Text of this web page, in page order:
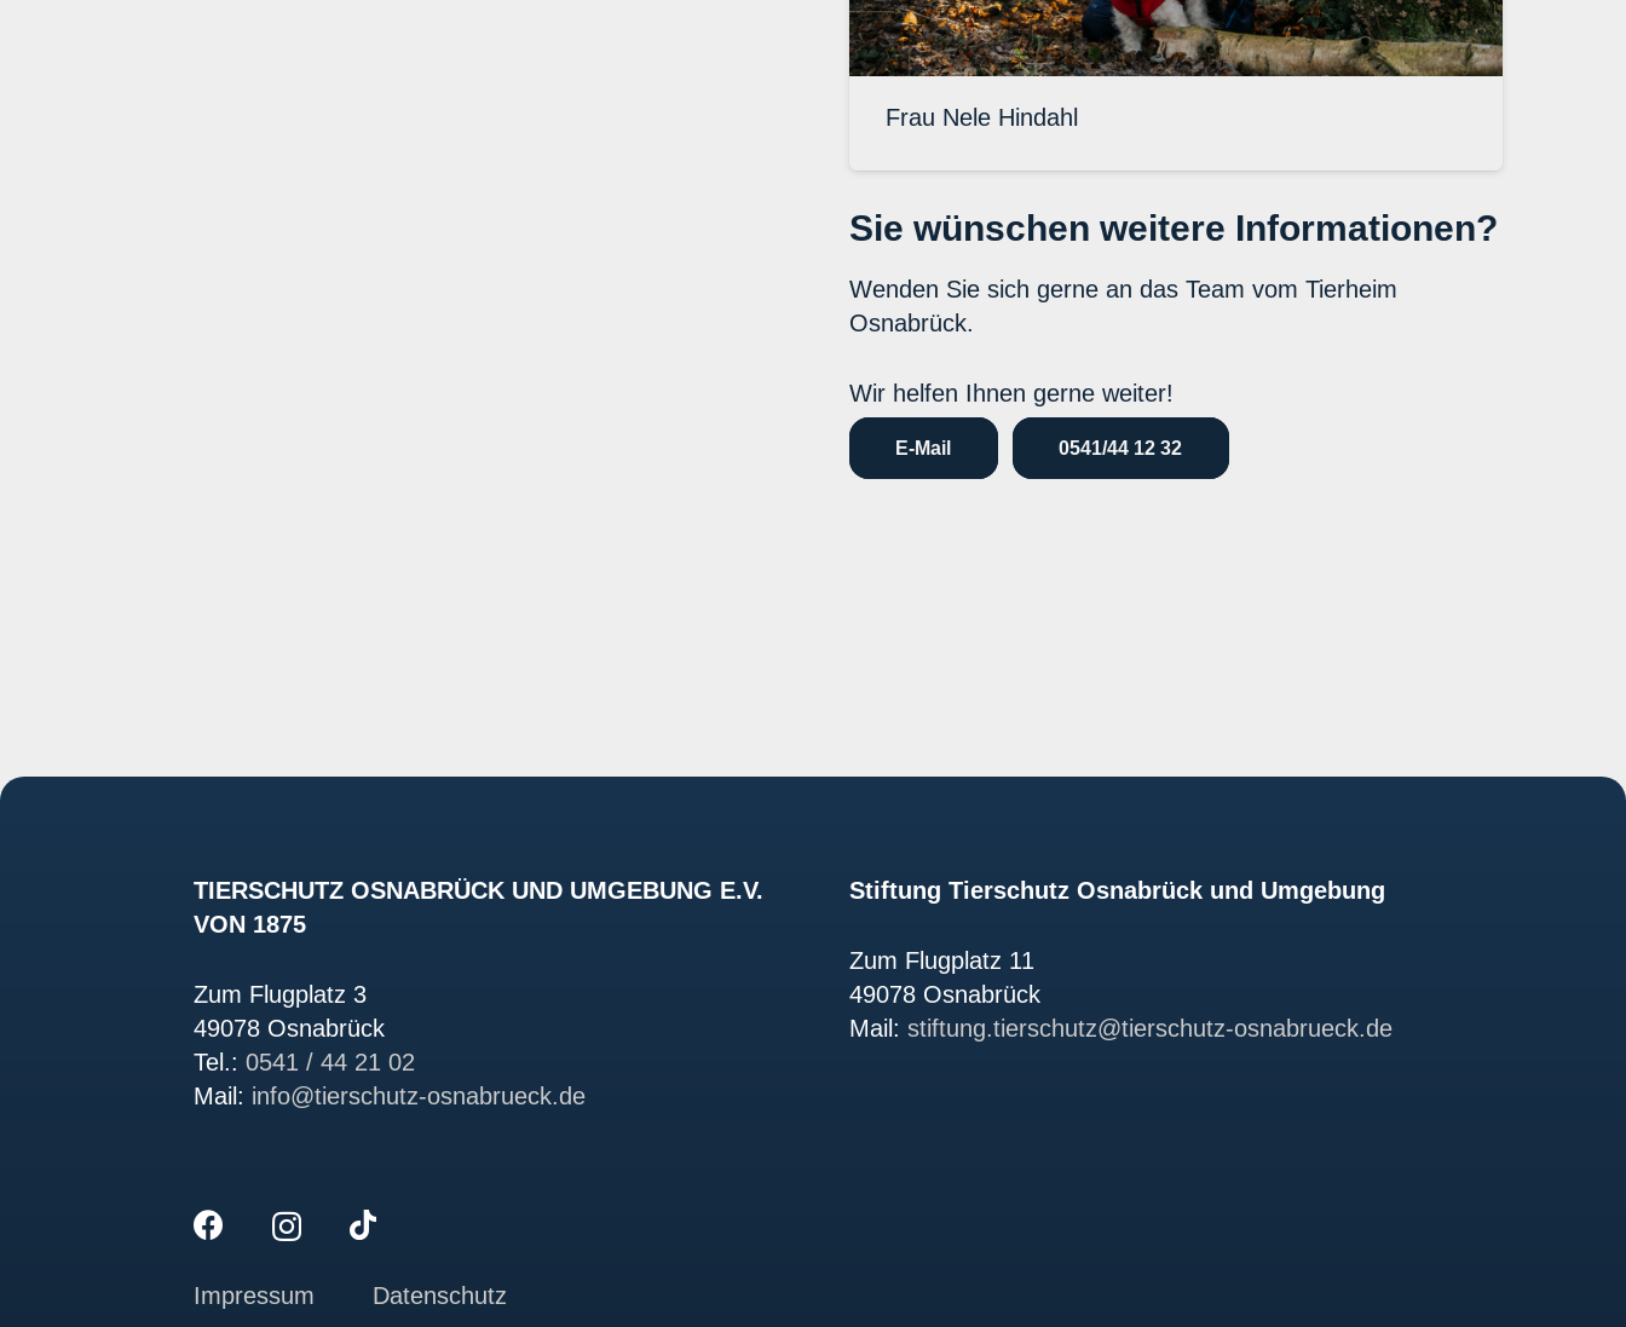
Frau Nele Hindahl
Sie wünschen weitere Informationen?
Wenden Sie sich gerne an das Team vom Tierheim
Osnabrück.
Wir helfen Ihnen gerne weiter!
E-Mail 0541/44 12 32
TIERSCHUTZ OSNABRÜCK UND UMGEBUNG E.V.
VON 1875
Zum Flugplatz 3
49078 Osnabrück
Tel.: 0541 / 44 21 02
Mail: info@tierschutz-osnabrueck.de
Stiftung Tierschutz Osnabrück und Umgebung
Zum Flugplatz 11
49078 Osnabrück
Mail: stiftung.tierschutz@tierschutz-osnabrueck.de
Impressum Datenschutz